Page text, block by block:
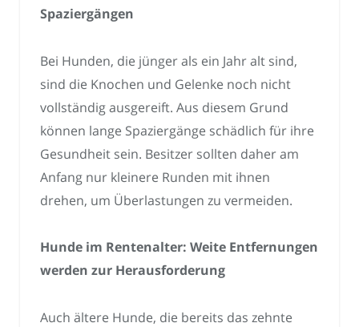
Spaziergängen
Bei Hunden, die jünger als ein Jahr alt sind,
sind die Knochen und Gelenke noch nicht
vollständig ausgereift. Aus diesem Grund
können lange Spaziergänge schädlich für ihre
Gesundheit sein. Besitzer sollten daher am
Anfang nur kleinere Runden mit ihnen
drehen, um Überlastungen zu vermeiden.
Hunde im Rentenalter: Weite Entfernungen
werden zur Herausforderung
Auch ältere Hunde, die bereits das zehnte